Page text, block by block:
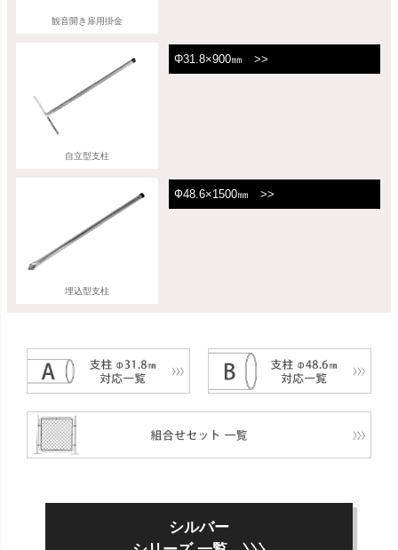
観音開き扉用掛金
自立型支柱
Φ31.8×900㎜ >>
埋込型支柱
Ф48.6×1500㎜ >>
シルバー